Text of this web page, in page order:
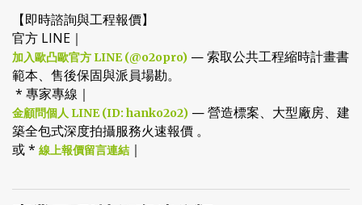
【即時諮詢與工程報價】
官方 LINE｜
加入歐凸歐官方 LINE (@o2opro)
範本、售後保固與派員場勘。
* 專家專線｜
金顧問個人 LINE (ID: hanko2o2)— 營造標案、大型廠房、建
築全包式深度拍攝服務火速報價 。